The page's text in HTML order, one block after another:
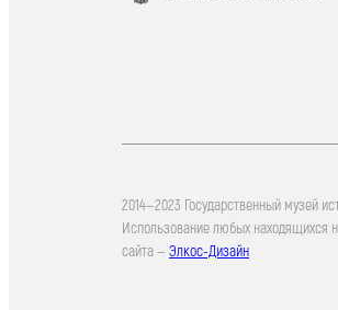
2014—2023 Государственный музей
Использование любых находящихся
сайта — Элкос-Дизайн